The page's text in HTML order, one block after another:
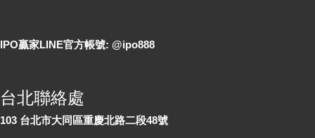
IPO贏家LINE官方帳號: @ipo888
台北聯絡處
103 台北市大同區重慶北路二段48號